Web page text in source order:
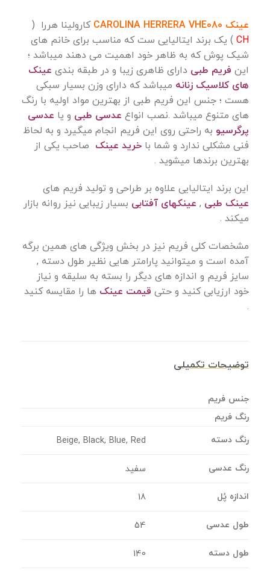
عینک CAROLINA HERRERA VHE080
کارولینا هررا (
CH ) یک برند ایتالیایی ست که مناسب برای خانم های
شیک پوش که به ظاهر خود اهمیت می دهند میباشد ؛
این فریم طبی دارای ظاهری زیبا و در طبقه بندی عینک
های کلاسیک زنانه میباشد که دارای وزن بسیار سبکی
هست ؛ جنس این فریم طبی از بهترین مواد اولیه با رنگ
های متنوع میباشد .نصب انواع عدسی طبی و یا عدسی
پرگرسیو به راحتی روی این فریم انجام میگیرد و به لحاظ
فنی مشکلی ندارد و شما با خرید عینک صاحب یکی از
بهترین برندها میشوید .
این برند ایتالیایی علاوه بر طراحی و تولید فریم های
عینک طبی , عینکهای آفتابی بسیار زیبایی نیز روانه بازار
میکند .
مشخصات کلی فریم نیز در بخش ویژگی های همین برگه
آمده است و میتوانید پارامتر هایی نظیر طول دسته ,
سایز فریم و اندازه های دیگر را بسته به سلیقه و نیاز
خود ارزیابی کنید و حتی قیمت عینک ها را مقایسه کنید
.
توضیحات تکمیلی
جنس فریم
رنگ فریم
رنگ دسته
Beige, Black, Blue, Red
رنگ عدسی سفید
اندازه پُل 18
طول عدسی 54
طول دسته 140